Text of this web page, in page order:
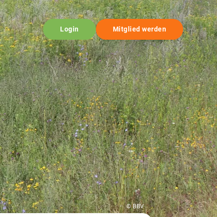
Login Mitglied werden
© BBV